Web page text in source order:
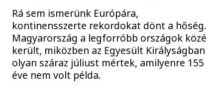
Rá sem ismerünk Európára,
kontinensszerte rekordokat dönt a hőség.
Magyarország a legforróbb országok közé
került, miközben az Egyesült Királyságban
olyan száraz júliust mértek, amilyenre 155
éve nem volt példa.